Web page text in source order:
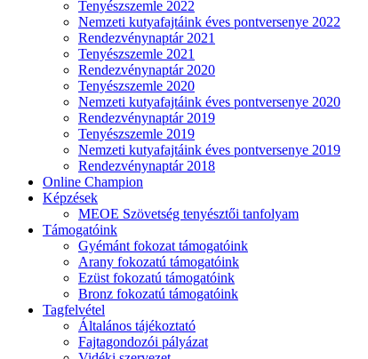
Tenyészszemle 2022
Nemzeti kutyafajtáink éves pontversenye 2022
Rendezvénynaptár 2021
Tenyészszemle 2021
Rendezvénynaptár 2020
Tenyészszemle 2020
Nemzeti kutyafajtáink éves pontversenye 2020
Rendezvénynaptár 2019
Tenyészszemle 2019
Nemzeti kutyafajtáink éves pontversenye 2019
Rendezvénynaptár 2018
Online Champion
Képzések
MEOE Szövetség tenyésztői tanfolyam
Támogatóink
Gyémánt fokozat támogatóink
Arany fokozatú támogatóink
Ezüst fokozatú támogatóink
Bronz fokozatú támogatóink
Tagfelvétel
Általános tájékoztató
Fajtagondozói pályázat